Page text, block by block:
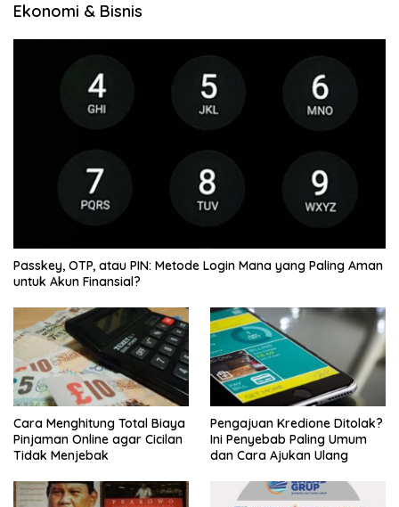
Ekonomi & Bisnis
Passkey, OTP, atau PIN: Metode Login Mana yang Paling Aman
untuk Akun Finansial?
Cara Menghitung Total Biaya
Pinjaman Online agar Cicilan
Tidak Menjebak
Pengajuan Kredione Ditolak?
Ini Penyebab Paling Umum
dan Cara Ajukan Ulang